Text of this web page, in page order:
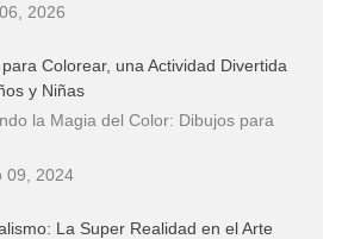
2026
Colorear, una Actividad Divertida
y Niñas
la Magia del Color: Dibujos para
09, 2024
La Super Realidad en el Arte